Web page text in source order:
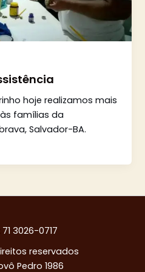
hoje realizamos mais
famílias da
Salvador-BA.
3026-0717
reservados
Pedro 1986